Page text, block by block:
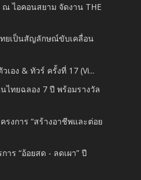
ไอคอนสยาม จัดงาน THE
ทยเป็นสัญลักษณ์ขับเคลื่อน
เอง & ทัวร์ ครั้งที่ 17 (Vi...
ไทยฉลอง 7 ปี พร้อมรางวัล
รงการ “สร้างอาชีพและต่อย
าร “อ้อยสด - ลดเผา” ปี